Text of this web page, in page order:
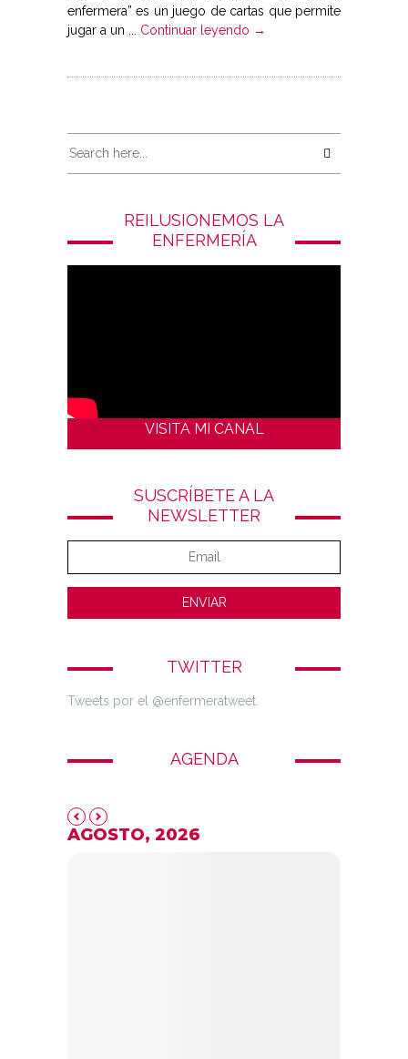
enfermera” es un juego de cartas que permite
jugar a un ... Continuar leyendo →
REILUSIONEMOS LA
ENFERMERÍA
VISITA MI CANAL
SUSCRÍBETE A LA
NEWSLETTER
TWITTER
Tweets por el @enfermeratweet.
AGENDA
AGOSTO, 2026